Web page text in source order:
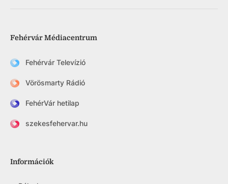
Fehérvár Médiacentrum
Fehérvár Televízió
Vörösmarty Rádió
FehérVár hetilap
szekesfehervar.hu
Információk